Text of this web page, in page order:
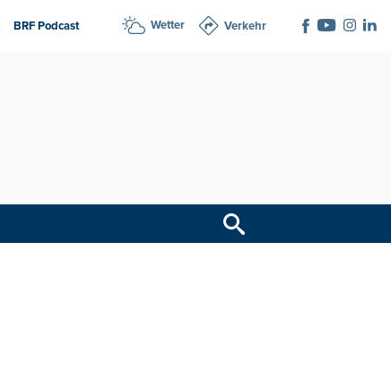
BRF Podcast Wetter Verkehr